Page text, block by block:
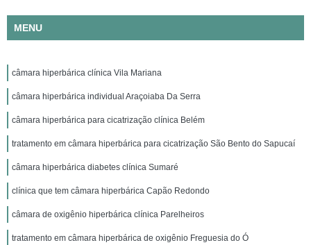
MENU
câmara hiperbárica clínica Vila Mariana
câmara hiperbárica individual Araçoiaba Da Serra
câmara hiperbárica para cicatrização clínica Belém
tratamento em câmara hiperbárica para cicatrização São Bento do Sapucaí
câmara hiperbárica diabetes clínica Sumaré
clínica que tem câmara hiperbárica Capão Redondo
câmara de oxigênio hiperbárica clínica Parelheiros
tratamento em câmara hiperbárica de oxigênio Freguesia do Ó